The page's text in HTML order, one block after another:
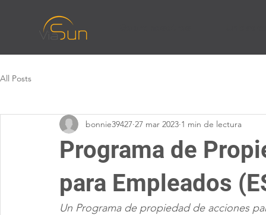
All Posts
Programa de
para Empleados
bonnie39427 27 mar 2023 1 min de lectura
Un Programa de propiedad de acciones